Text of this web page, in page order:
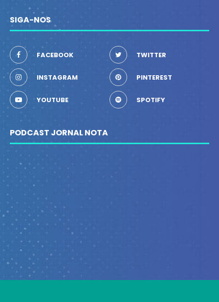
SIGA-NOS
FACEBOOK TWITTER
INSTAGRAM PINTEREST
YOUTUBE SPOTIFY
PODCAST JORNAL NOTA